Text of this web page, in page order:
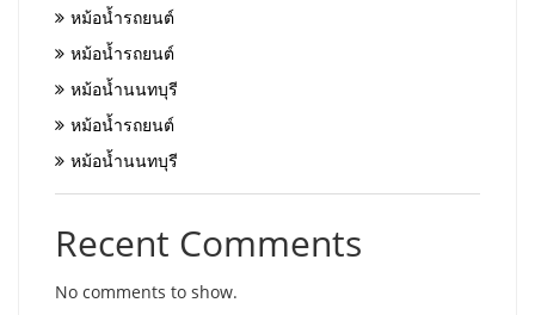
หม้อน้ำรถยนต์
หม้อน้ำรถยนต์
หม้อน้ำนนทบุรี
หม้อน้ำรถยนต์
หม้อน้ำนนทบุรี
Recent Comments
No comments to show.